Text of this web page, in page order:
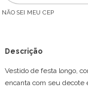
NÃO SEI MEU CEP
Descrição
Vestido de festa longo,
encanta com seu decote